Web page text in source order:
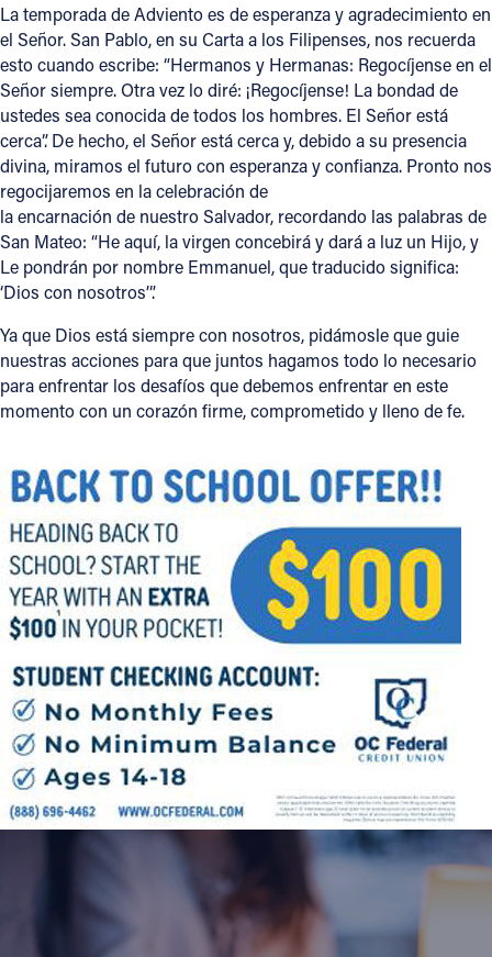
La temporada de Adviento es de esperanza y agradecimiento en
el Señor. San Pablo, en su Carta a los Filipenses, nos recuerda
esto cuando escribe: “Hermanos y Hermanas: Regocíjense en el
Señor siempre. Otra vez lo diré: ¡Regocíjense! La bondad de
ustedes sea conocida de todos los hombres. El Señor está
cerca”. De hecho, el Señor está cerca y, debido a su presencia
divina, miramos el futuro con esperanza y confianza. Pronto nos
regocijaremos en la celebración de
la encarnación de nuestro Salvador, recordando las palabras de
San Mateo: “He aquí, la virgen concebirá y dará a luz un Hijo, y
Le pondrán por nombre Emmanuel, que traducido significa:
‘Dios con nosotros’”.
Ya que Dios está siempre con nosotros, pidámosle que guie
nuestras acciones para que juntos hagamos todo lo necesario
para enfrentar los desafíos que debemos enfrentar en este
momento con un corazón firme, comprometido y lleno de fe.